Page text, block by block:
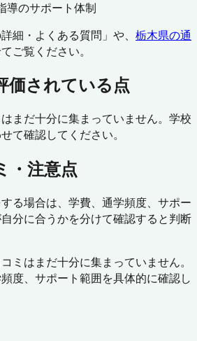
導のサポート体制
細・よくある質問」や、 栃木県の通
ご覧ください。
価されている点
まだ十分に集まっていません。学校
て確認してください。
・注意点
る場合は、学費、通学頻度、サポー
分に合うかを分けて確認すると判断
ミはまだ十分に集まっていません。
度、サポート範囲を具体的に確認し